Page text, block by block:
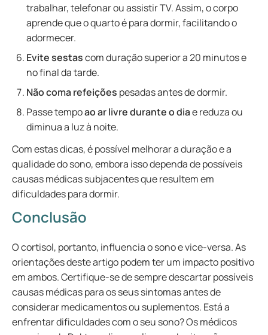
trabalhar, telefonar ou assistir TV. Assim, o corpo
aprende que o quarto é para dormir, facilitando o
adormecer.
Evite sestascom duração superior a 20 minutos e
no final da tarde.
Não coma refeições pesadas antes de dormir.
Passe tempoao ar livre durante o diae reduza ou
diminua a luz à noite.
Com estas dicas, é possível melhorar a duração e a
qualidade do sono, embora isso dependa de possíveis
causas médicas subjacentes que resultem em
dificuldades para dormir.
Conclusão
O cortisol, portanto, influencia o sono e vice-versa. As
orientações deste artigo podem ter um impacto positivo
em ambos. Certifique-se de sempre descartar possíveis
causas médicas para os seus sintomas antes de
considerar medicamentos ou suplementos. Está a
enfrentar dificuldades com o seu sono? Os médicos